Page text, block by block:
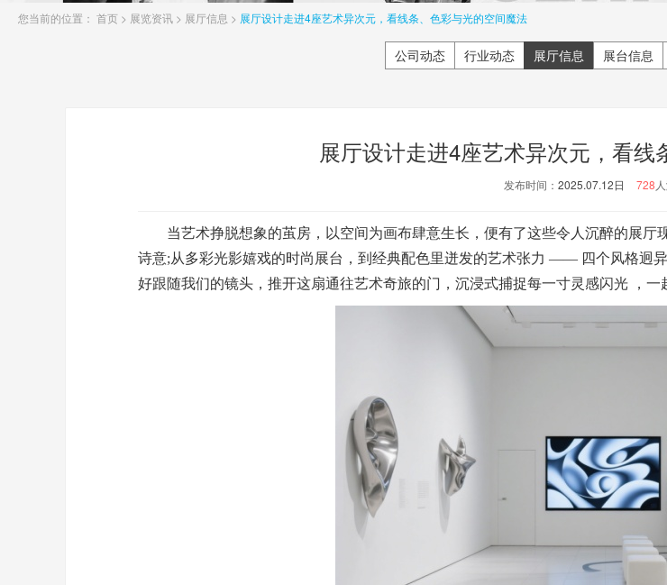
您当前的位置： 首页 > 展览资讯 > 展厅信息 > 展厅设计走进4座艺术异次元，看线条、色彩与光的空间魔法
公司动态 行业动态 展厅信息 展台信息
展厅设计走进4座艺术异次元，看线
发布时间： 2025.07.12日 728
当艺术挣脱想象的茧房，以空间为画布肆意生长，便有了这些令人沉醉的展厅
诗意;从多彩光影嬉戏的时尚展台，到经典配色里迸发的艺术张力 —— 四个风格迥
好跟随我们的镜头，推开这扇通往艺术奇旅的门，沉浸式捕捉每一寸灵感闪光 ，一